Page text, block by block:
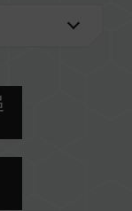
細情報は、
さい。
ムのBIOS設
換性によって
異なるメモリ